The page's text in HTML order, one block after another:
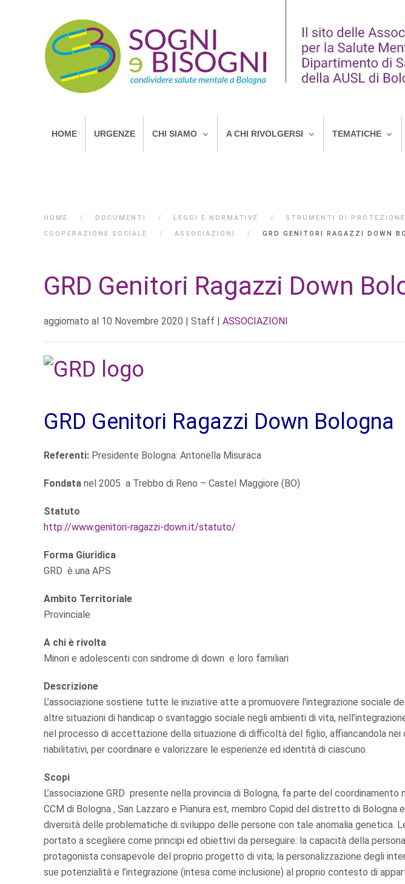
HOME URGENZE CHI SIAMO A CHI RIVOLGERSI TEMATICHE
HOME DOCUMENTI LEGGI E NORMATIVE STRUMENTI DI
COOPERAZIONE SOCIALE
ASSOCIAZIONI GRD GENITORI RAGAZZI DOWN
GRD Genitori Ragazzi Down
aggiornato al 10 Novembre 2020 | Staff | ASSOCIAZIONI
GRD Genitori Ragazzi Down Bologna
Referenti: Presidente Bologna: Antonella Misuraca
Fondata nel 2005 a Trebbo di Reno – Castel Maggiore (BO)
Statuto
http://www.genitori-ragazzi-down.it/statuto/
Forma Giuridica
GRD è una APS
Ambito Territoriale
Provinciale
A chi è rivolta
Minori e adolescenti con sindrome di down e loro familiari
Descrizione
L’associazione sostiene tutte le iniziative atte a promuovere l'integrazione sociale
altre situazioni di handicap o svantaggio sociale negli ambienti di vita,
nel processo di accettazione della situazione di difficoltà del figlio, affiancandola
riabilitativi, per coordinare e valorizzare le esperienze ed identità di ciascuno.
Scopi
L’associazione GRD presente nella provincia di Bologna, fa parte del coordinamento
CCM di Bologna , San Lazzaro e Pianura est, membro Copid del distretto di
diversità delle problematiche di sviluppo delle persone con tale anomalia genetica.
portato a scegliere come principi ed obiettivi da perseguire: la capacità della
protagonista consapevole del proprio progetto di vita; la personalizzazione degli
sue potenzialità e l’integrazione (intesa come inclusione) al proprio contesto di